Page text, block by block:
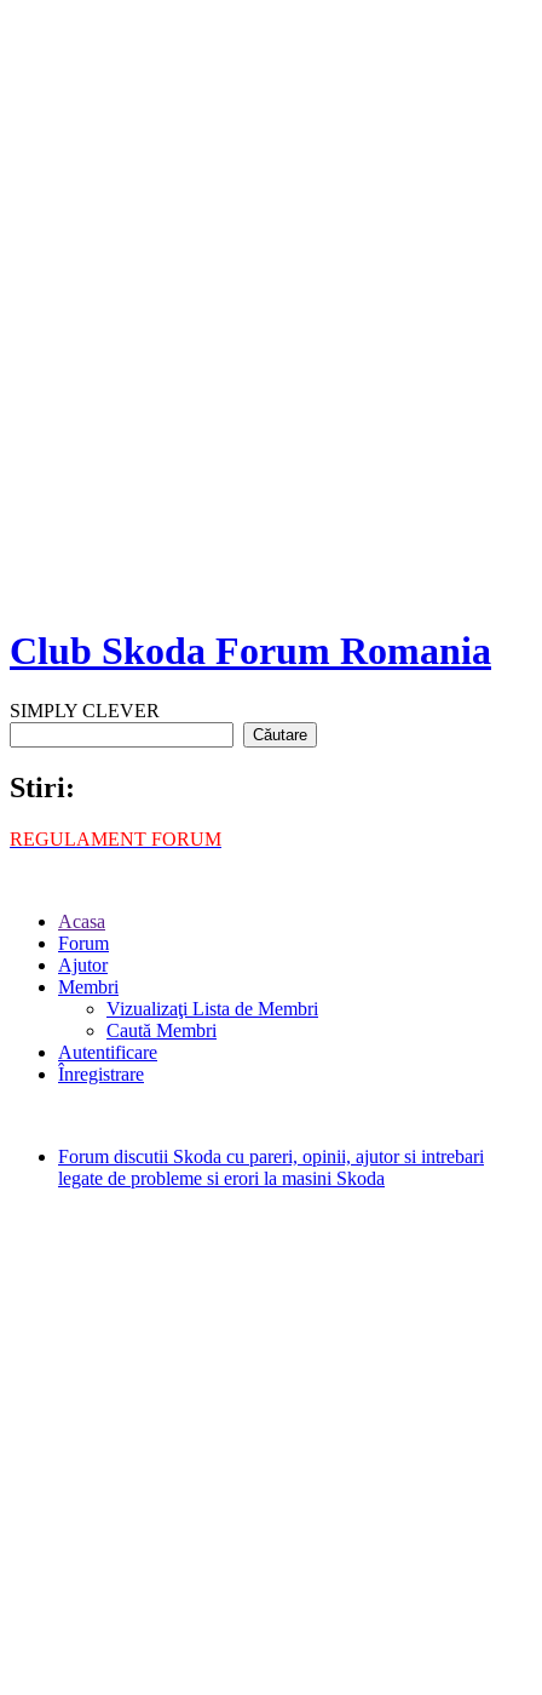
Club Skoda Forum Romania
SIMPLY CLEVER
Stiri:
REGULAMENT FORUM
Acasa
Forum
Ajutor
Membri
Vizualizaţi Lista de Membri
Caută Membri
Autentificare
Înregistrare
Forum discutii Skoda cu pareri, opinii, ajutor si intrebari
legate de probleme si erori la masini Skoda